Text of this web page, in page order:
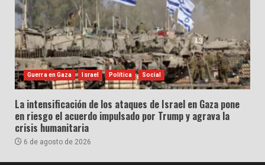
Guerra en Gaza Israel Política Social
La intensificación de los ataques de Israel en Gaza pone
en riesgo el acuerdo impulsado por Trump y agrava la
crisis humanitaria
6 de agosto de 2026